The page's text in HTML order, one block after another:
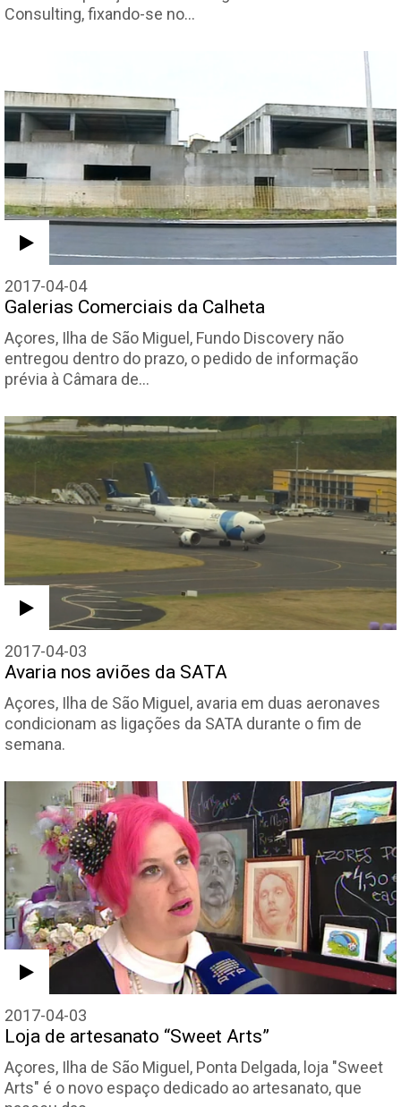
Consulting, fixando-se no…
2017-04-04
Galerias Comerciais da Calheta
Açores, Ilha de São Miguel, Fundo Discovery não
entregou dentro do prazo, o pedido de informação
prévia à Câmara de…
2017-04-03
Avaria nos aviões da SATA
Açores, Ilha de São Miguel, avaria em duas aeronaves
condicionam as ligações da SATA durante o fim de
semana.
2017-04-03
Loja de artesanato “Sweet Arts”
Açores, Ilha de São Miguel, Ponta Delgada, loja "Sweet
Arts" é o novo espaço dedicado ao artesanato, que